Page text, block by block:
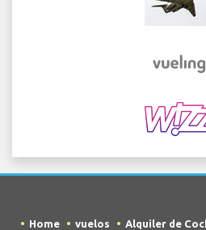
Home vuelos Alquiler de